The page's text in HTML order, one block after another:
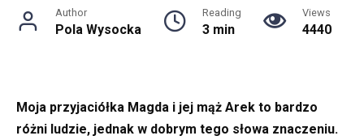
Author
Pola Wysocka
Reading
3 min
Views
4440
Moja przyjaciółka Magda i jej mąż Arek to bardzo
różni ludzie, jednak w dobrym tego słowa znaczeniu.